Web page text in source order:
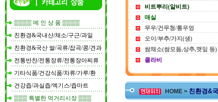
▒▒▒▒ 메 인 상 품 ▒▒▒▒
친환경&국내산/채소/구근/과일
친환경&국산 쌀/곡류/잡곡/콩/견과
전통반찬/전통장류/전통장아찌류
기타식품/건강식품/차류/가루/환
건강즙/과실즙/엑기스/즙마트
▒▒▒ 특별한 먹거리시장 ▒▒▒
비트뿌리(알비트)
매실
무우/건무청/통우엉
오이/부추/가지(생)
쌈채소(쌈모듬,상추,깻잎 등)
콜라비
HOME > 친환경&